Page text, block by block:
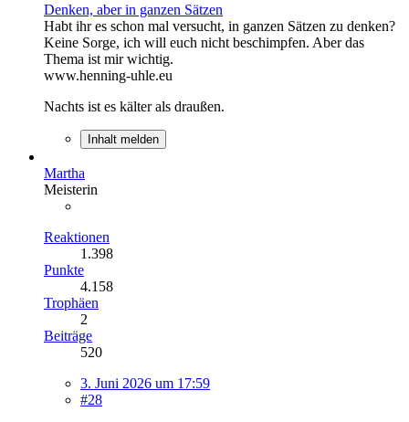
Denken, aber in ganzen Sätzen
Habt ihr es schon mal versucht, in ganzen Sätzen zu denken?
Keine Sorge, ich will euch nicht beschimpfen. Aber das
Thema ist mir wichtig.
www.henning-uhle.eu
Nachts ist es kälter als draußen.
Inhalt melden
Martha
Meisterin
Reaktionen
1.398
Punkte
4.158
Trophäen
2
Beiträge
520
3. Juni 2026 um 17:59
#28